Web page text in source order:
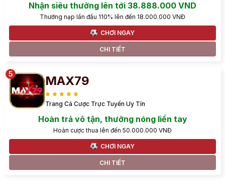
Nhận siêu thưởng lên tới 38.888.000 VND
Thưởng nạp lần đầu 110% lên đến 18.000.000 VNĐ
CHƠI NGAY
CHI TIẾT
MAX79
Trang Cá Cược Trực Tuyến Uy Tín
Hoàn trả vô tận, thưởng nóng liền tay
Hoàn cược thua lên đến 50.000.000 VNĐ
CHƠI NGAY
CHI TIẾT